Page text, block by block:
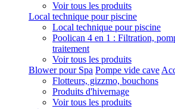
Voir tous les produits
Local technique pour piscine
Local technique pour piscine
Poolican 4 en 1 : Filtration,
traitement
Voir tous les produits
Blower pour Spa Pompe vide cave
Flotteurs, gizzmo, bouchons
Produits d'hivernage
Voir tous les produits